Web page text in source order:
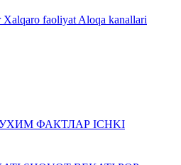
Xalqaro faoliyat Aloqa kanallari
ФАКТЛАР ICHKI